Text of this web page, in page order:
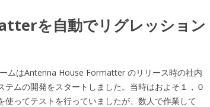
を自動でリグレッション
ムはAntenna House Formatter のリリース時の社内
ムの開発をスタートしました。当時はおよそ１，０
ってテストを行っていましたが、数人で作業して